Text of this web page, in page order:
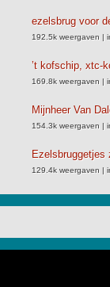
ezelsbrug voor
192.5k weergaven |
’t kofschip, xtc-
169.8k weergaven |
Mijnheer Van
154.3k weergaven |
Ezelsbruggetjes
129.4k weergaven |